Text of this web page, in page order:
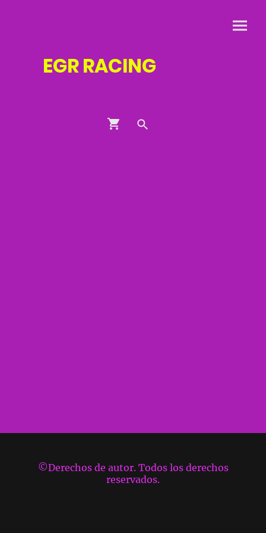
EGRRACING
©Derechos de autor. Todos los derechos
reservados.